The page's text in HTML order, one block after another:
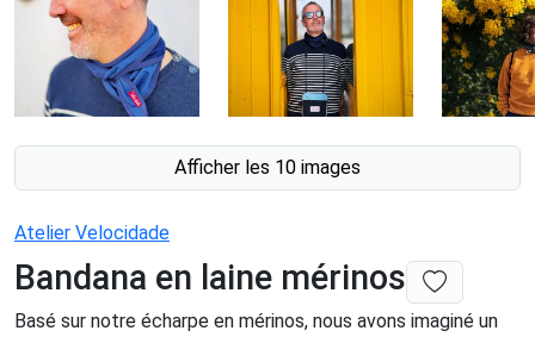
Afficher les 10 images
Atelier Velocidade
Bandana en laine mérinos
Basé sur notre écharpe en mérinos, nous avons imaginé un